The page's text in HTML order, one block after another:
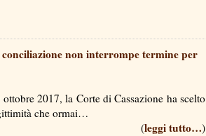
non interrompe termine per
2017, la Corte di Cassazione ha scelto
che ormai…
(leggi tutto…)